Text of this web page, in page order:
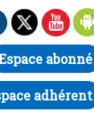
abonné
adhérent